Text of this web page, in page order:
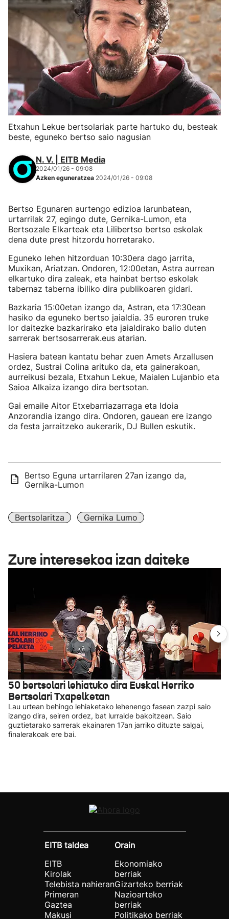
Etxahun Lekue bertsolariak parte hartuko du, besteak
beste, eguneko bertso saio nagusian
N. V. | EITB Media
2024/01/26 - 09:08
Azken eguneratzea 2024/01/26 - 09:08
Bertso Egunaren aurtengo edizioa larunbatean,
urtarrilak 27, egingo dute, Gernika-Lumon, eta
Bertsozale Elkarteak eta Lilibertso bertso eskolak
dena dute prest hitzordu horretarako.
Eguneko lehen hitzorduan 10:30era dago jarrita,
Muxikan, Ariatzan. Ondoren, 12:00etan, Astra aurrean
elkartuko dira zaleak, eta hainbat bertso eskolak
tabernaz taberna ibiliko dira publikoaren gidari.
Bazkaria 15:00etan izango da, Astran, eta 17:30ean
hasiko da eguneko bertso jaialdia. 35 euroren truke
lor daitezke bazkarirako eta jaialdirako balio duten
sarrerak bertsosarrerak.eus atarian.
Hasiera batean kantatu behar zuen Amets Arzallusen
ordez, Sustrai Colina arituko da, eta gainerakoan,
aurreikusi bezala, Etxahun Lekue, Maialen Lujanbio eta
Saioa Alkaiza izango dira bertsotan.
Gai emaile Aitor Etxebarriazarraga eta Idoia
Anzorandia izango dira. Ondoren, gauean ere izango
da festa jarraitzeko aukerarik, DJ Bullen eskutik.
Bertso Eguna urtarrilaren 27an izango da,
Gernika-Lumon
Bertsolaritza Gernika Lumo
Zure interesekoa izan daiteke
50 bertsolari lehiatuko dira Euskal Herriko
Bertsolari Txapelketan
Lau urtean behingo lehiaketako lehenengo fasean zazpi saio
izango dira, seiren ordez, bat lurralde bakoitzean. Saio
guztietarako sarrerak ekainaren 17an jarriko dituzte salgai,
finalerakoak ere bai.
EITB taldea
EITB
Kirolak
Telebista nahieran
Primeran
Gaztea
Makusi
Orain
Ekonomiako
berriak
Gizarteko berriak
Nazioarteko
berriak
Politikako berriak